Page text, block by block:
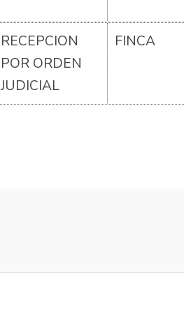
RECEPCION
POR ORDEN
JUDICIAL
FINCA